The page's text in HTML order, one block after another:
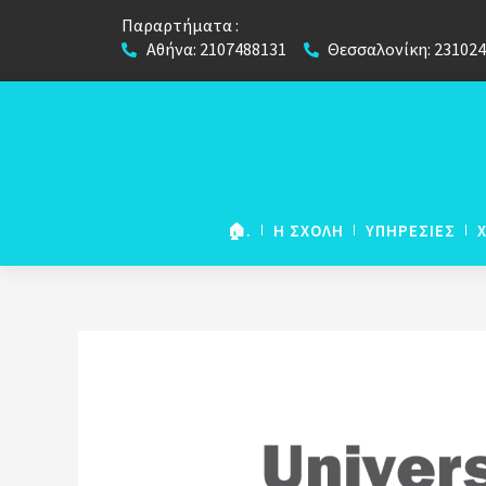
Παραρτήματα :
Αθήνα: 2107488131
Θεσσαλονίκη:
🏠. Η ΣΧΟΛΗ ΥΠΗΡΕΣΙΕΣ
(για μαθήτες Λυκείου)
European Foundation